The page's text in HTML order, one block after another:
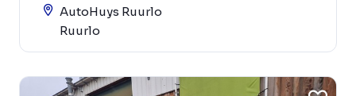
AutoHuys Ruurlo
Ruurlo